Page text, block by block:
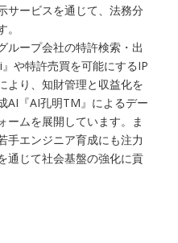
サービスを通じて、法務分
ループ会社の特許検索・出
や特許売買を可能にするIP
より、知財管理と収益化を
AI『AI孔明TM』によるデー
ームを展開しています。ま
手エンジニア育成にも注力
通じて社会基盤の強化に貢